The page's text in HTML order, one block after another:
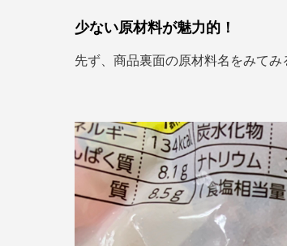
少ない原材料が魅力的！
先ず、商品裏面の原材料名をみて